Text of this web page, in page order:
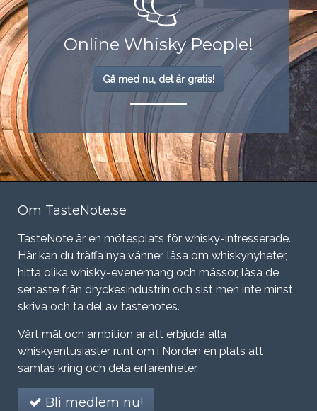
Online Whisky People!
Gå med nu, det är gratis!
Om TasteNote.se
TasteNote är en mötesplats för whisky-intresserade.
Här kan du träffa nya vänner, läsa om whiskynyheter,
hitta olika whisky-evenemang och mässor, läsa de
senaste från dryckesindustrin och sist men inte minst
skriva och ta del av tastenotes.
Vårt mål och ambition är att erbjuda alla
whiskyentusiaster runt om i Norden en plats att
samlas kring och dela erfarenheter.
Bli medlem nu!